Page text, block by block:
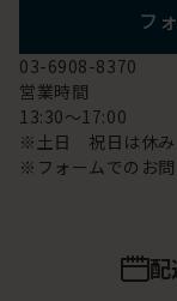
フ
03-6908-8370
営業時間
13:30～17:00
※土日 祝日は休み
※フォームでのお問
配